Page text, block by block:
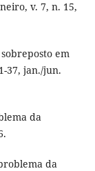
v. 7, n. 15,
em
37, jan./jun.
da
da